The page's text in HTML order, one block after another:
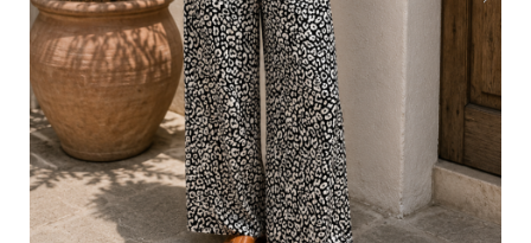
Tricouri si topuri
Rochii de eveniment